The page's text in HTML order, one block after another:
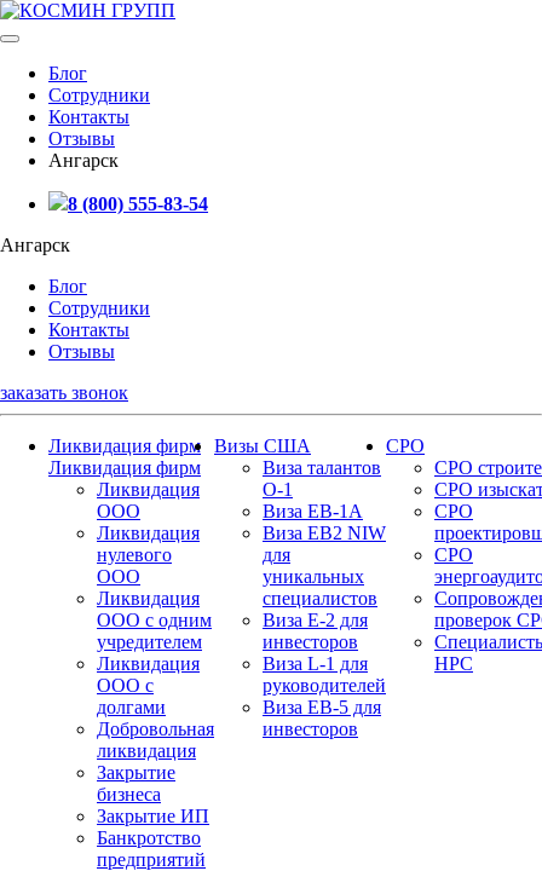
Блог
Сотрудники
Контакты
Отзывы
Ангарск
8 (800) 555-83-54
Ангарск
Блог
Сотрудники
Контакты
Отзывы
заказать звонок
Ликвидация фирм
Ликвидация фирм
Ликвидация
ООО
Ликвидация
нулевого
ООО
Ликвидация
ООО с одним
учредителем
Ликвидация
ООО с
долгами
Добровольная
ликвидация
Закрытие
бизнеса
Закрытие ИП
Банкротство
предприятий
Визы США
Виза талантов
О-1
Виза EB-1A
Виза EB2 NIW
для
уникальных
специалистов
Виза E-2 для
инвесторов
Виза L-1 для
руководителей
Виза EB-5 для
инвесторов
СРО
СРО
СРО
СРО
СРО
проверок
НРС